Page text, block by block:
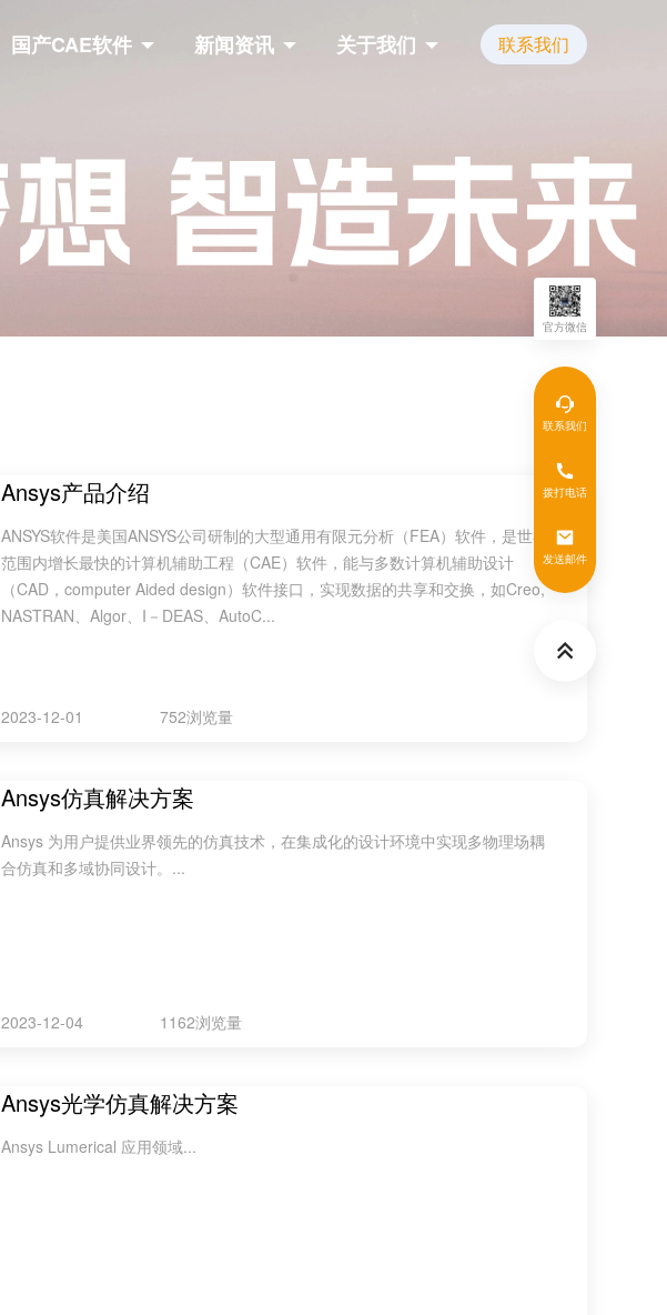
国产CAE软件 新闻资讯 关于我们 联系我们
Ansys产品介绍
ANSYS软件是美国ANSYS公司研制的大型通用有限元分析（FEA）软件，是世界
范围内增长最快的计算机辅助工程（CAE）软件，能与多数计算机辅助设计
（CAD，computer Aided design）软件接口，实现数据的共享和交换，如Creo,
NASTRAN、Algor、I－DEAS、AutoC...
2023-12-01 752浏览量
Ansys仿真解决方案
Ansys 为用户提供业界领先的仿真技术，在集成化的设计环境中实现多物理场耦
合仿真和多域协同设计。...
2023-12-04 1162浏览量
Ansys光学仿真解决方案
Ansys Lumerical 应用领域...
官方微信
联系我们
拨打电话
发送邮件